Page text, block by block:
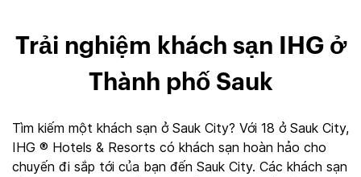
Trải nghiệm khách sạn IHG ở
Thành phố Sauk
Tìm kiếm một khách sạn ở Sauk City? Với 18 ở Sauk City,
IHG ® Hotels & Resorts có khách sạn hoàn hảo cho
chuyến đi sắp tới của bạn đến Sauk City. Các khách sạn